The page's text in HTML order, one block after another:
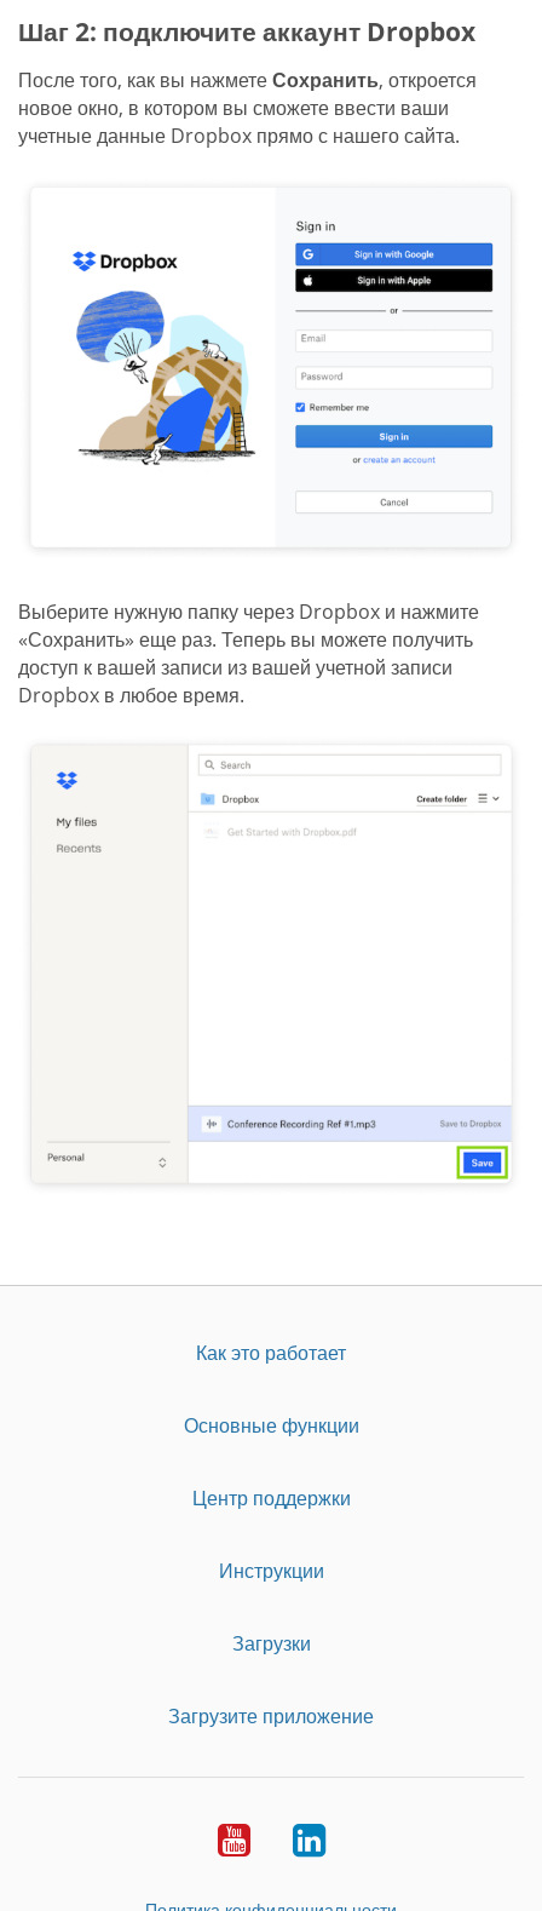
Шаг 2: подключите аккаунт Dropbox
После того, как вы нажметеСохранить, откроется
новое окно, в котором вы сможете ввести ваши
учетные данные Dropbox прямо с нашего сайта.
Выберите нужную папку через Dropbox и нажмите
«Сохранить» еще раз. Теперь вы можете получить
доступ к вашей записи из вашей учетной записи
Dropbox в любое время.
Как это работает
Основные функции
Центр поддержки
Инструкции
Загрузки
Загрузите приложение
YoutubeLinkedIn